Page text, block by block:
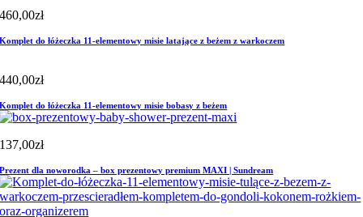
460,00zł
Komplet do łóżeczka 11-elementowy misie latające z beżem z warkoczem
440,00zł
Komplet do łóżeczka 11-elementowy misie bobasy z beżem
137,00zł
Prezent dla noworodka – box prezentowy premium MAXI | Sundream